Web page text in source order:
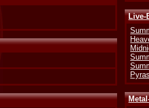
Live-